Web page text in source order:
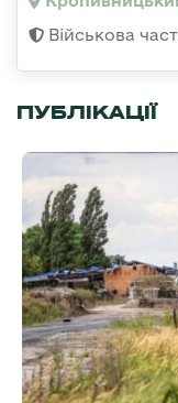
Військова
ПУБЛІКАЦІЇ